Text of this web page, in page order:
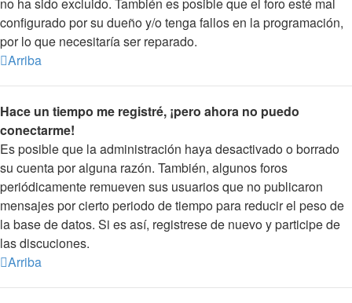
configurado por su dueño y/o tenga fallos en la programación,
por lo que necesitaría ser reparado.
Arriba
Hace un tiempo me registré, ¡pero ahora no puedo
conectarme!
Es posible que la administración haya desactivado o borrado
su cuenta por alguna razón. También, algunos foros
periódicamente remueven sus usuarios que no publicaron
mensajes por cierto periodo de tiempo para reducir el peso de
la base de datos. Si es así, registrese de nuevo y participe de
las discuciones.
Arriba